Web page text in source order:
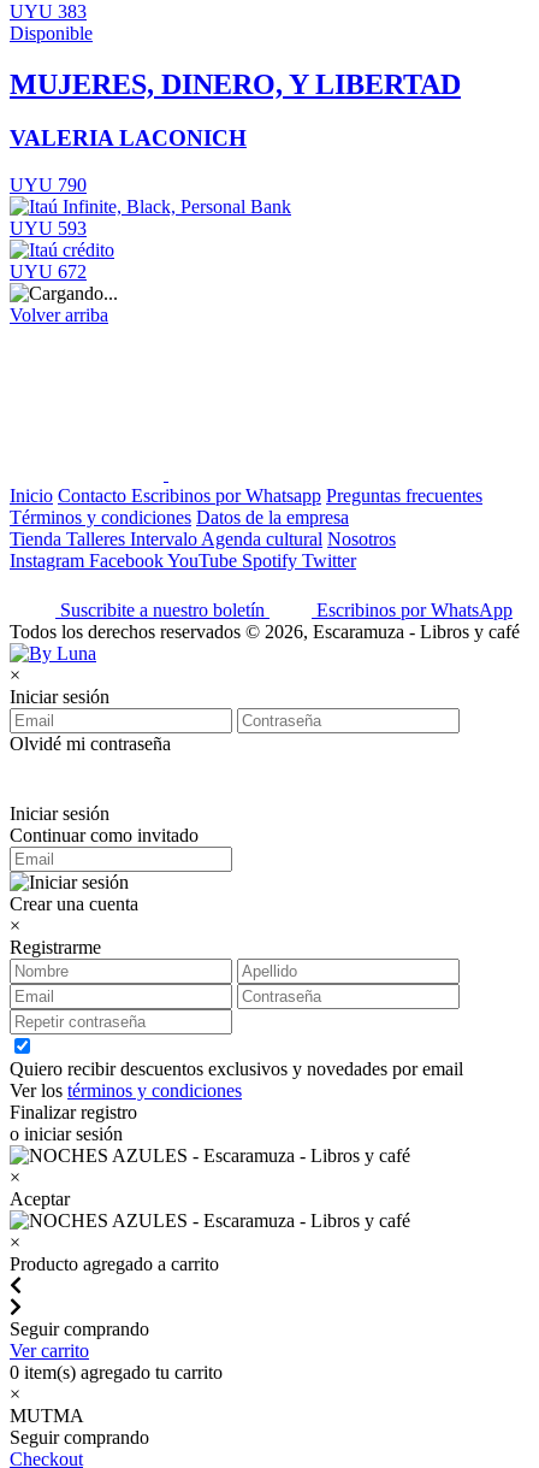
UYU 383
Disponible
MUJERES, DINERO, Y LIBERTAD
VALERIA LACONICH
UYU 790
UYU 593
UYU 672
Volver arriba
Inicio Contacto Escribinos por Whatsapp Preguntas frecuentes
Términos y condiciones Datos de la empresa
Tienda Talleres Intervalo Agenda cultural Nosotros
Instagram FacebookYouTube Spotify Twitter
Suscribite a nuestro boletín
Escribinos por WhatsApp
Todos los derechos reservados © 2026, Escaramuza - Libros y café
×
Iniciar sesión
Olvidé mi contraseña
Iniciar sesión
Continuar como invitado
Crear una cuenta
×
Registrarme
Quiero recibir descuentos exclusivos y novedades por email
Ver los términos y condiciones
Finalizar registro
o iniciar sesión
×
Aceptar
×
Producto agregado a carrito
Seguir comprando
Ver carrito
0 item(s) agregado tu carrito
×
MUTMA
Seguir comprando
Checkout